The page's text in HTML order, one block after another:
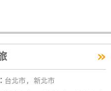
»
台北市, 新北市